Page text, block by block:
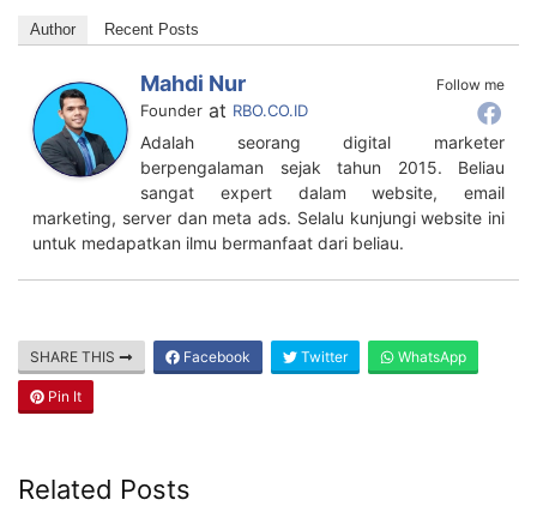
Author Recent Posts
Follow me
Mahdi Nur
Founder at RBO.CO.ID
Adalah seorang digital marketer
berpengalaman sejak tahun 2015. Beliau
sangat expert dalam website, email
marketing, server dan meta ads. Selalu kunjungi website ini
untuk medapatkan ilmu bermanfaat dari beliau.
SHARE THIS Facebook Twitter WhatsApp
Pin It
Related Posts